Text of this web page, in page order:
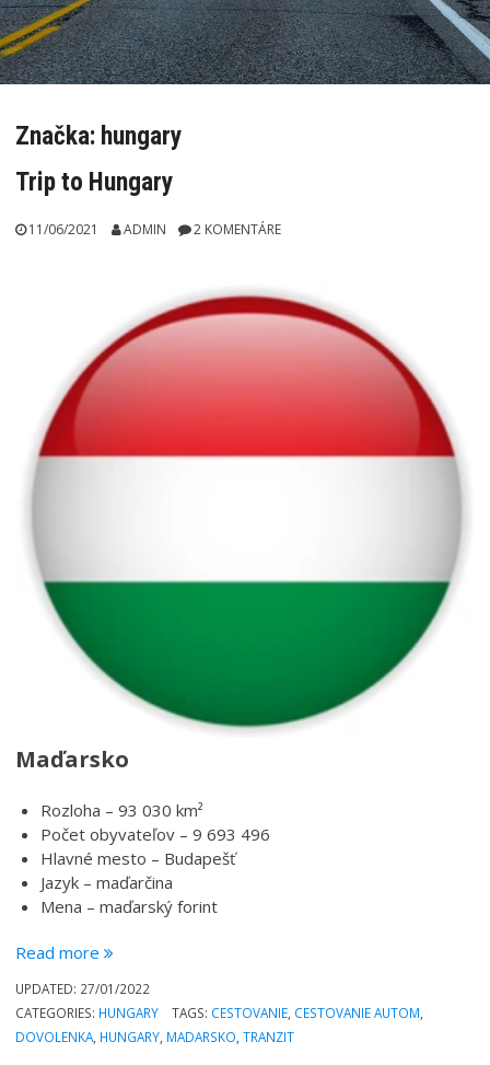
Značka: hungary
Trip to Hungary
11/06/2021 ADMIN 2 KOMENTÁRE
Maďarsko
Rozloha – 93 030 km²
Počet obyvateľov – 9 693 496
Hlavné mesto – Budapešť
Jazyk – maďarčina
Mena – maďarský forint
Read more„Trip
Hungary“
UPDATED: 27/01/2022
CATEGORIES: HUNGARY TAGS: CESTOVANIE, CESTOVANIE AUTOM
DOVOLENKA HUNGARY MADARSKO ,TRANZIT